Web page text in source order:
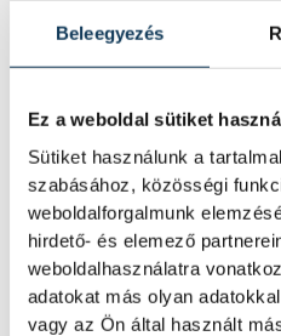
Beleegyezés
Ez a weboldal sütiket
Sütiket használunk a
szabásához, közösségi
weboldalforgalmunk
hirdető- és elemező
weboldalhasználatra
adatokat más olyan
vagy az Ön által használt
közélet kultúra
fiatalok
Csillag Zsolt
együttműködés